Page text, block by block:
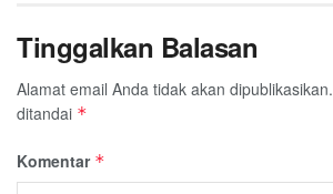
Tinggalkan Balasan
Alamat email Anda tidak akan dipublikasikan.
ditandai *
Komentar *